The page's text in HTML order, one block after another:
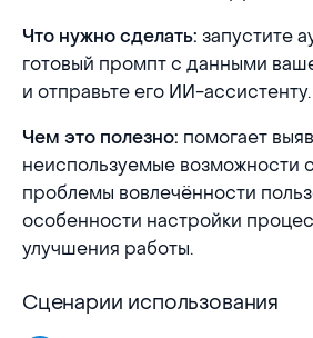
Что нужно сделать: запустите
готовый промпт с данными
и отправьте его ИИ-ассистенту.
Чем это полезно: помогает
неиспользуемые возможности
проблемы вовлечённости
особенности настройки
улучшения работы.
Сценарии использования